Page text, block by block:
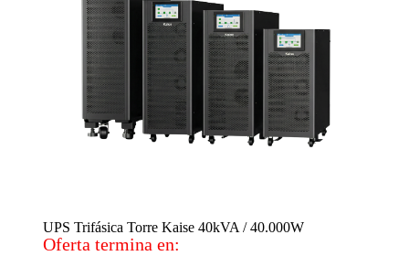
UPS Trifásica Torre Kaise 40kVA / 40.000W
Oferta termina en: